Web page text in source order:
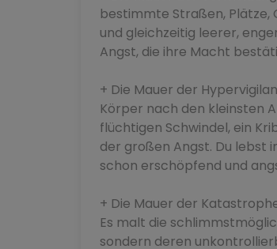
bestimmte Straßen, Plätze,
und gleichzeitig leerer,
Angst, die ihre Macht
+ Die Mauer der
Körper nach den kleinsten
flüchtigen Schwindel, ein
der großen Angst. Du lebst
schon erschöpfend und
+ Die Mauer der
Es malt die
sondern deren